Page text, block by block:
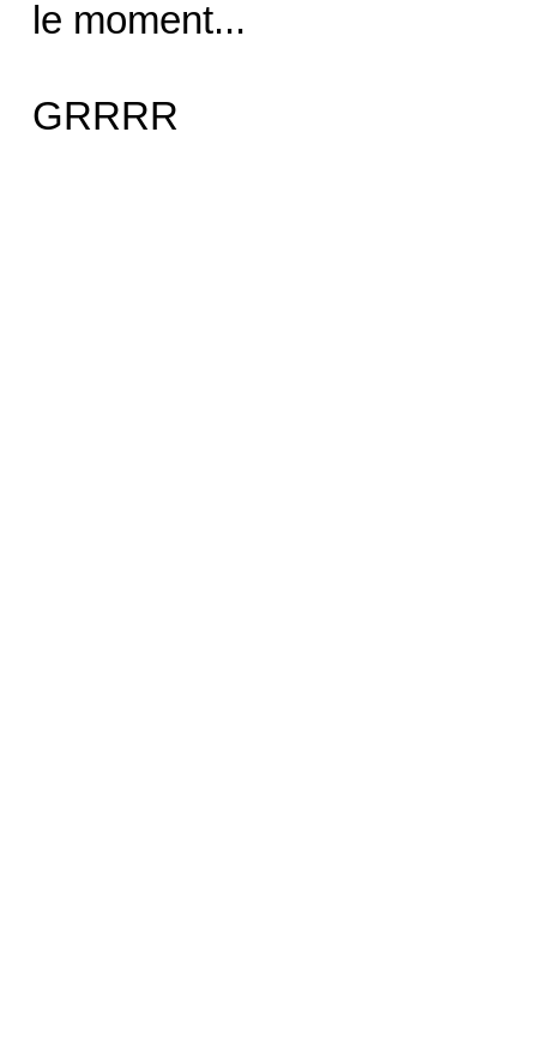
le moment...
GRRRR